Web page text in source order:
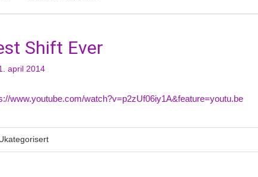
Shift Ever
april 2014
www.youtube.com/watch?v=p2zUf06iy1A&feature=youtu.be